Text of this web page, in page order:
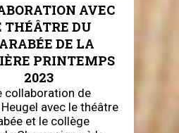
AVEC
THÉÂTRE DU
DE LA
PRINTEMPS
2023
collaboration de
avec le théâtre
et le collège